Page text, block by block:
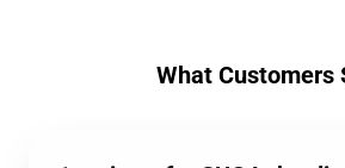
What Customers